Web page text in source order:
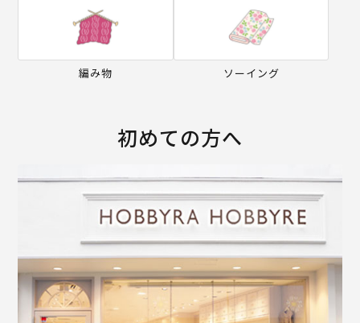
編み物 ソーイング
初めての方へ